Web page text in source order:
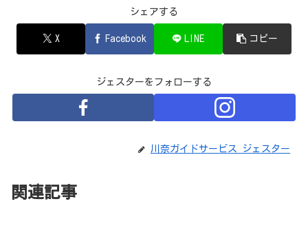
シェアする
X Facebook LINE コピー
ジェスターをフォローする
川奈ガイドサービス ジェスター
関連記事